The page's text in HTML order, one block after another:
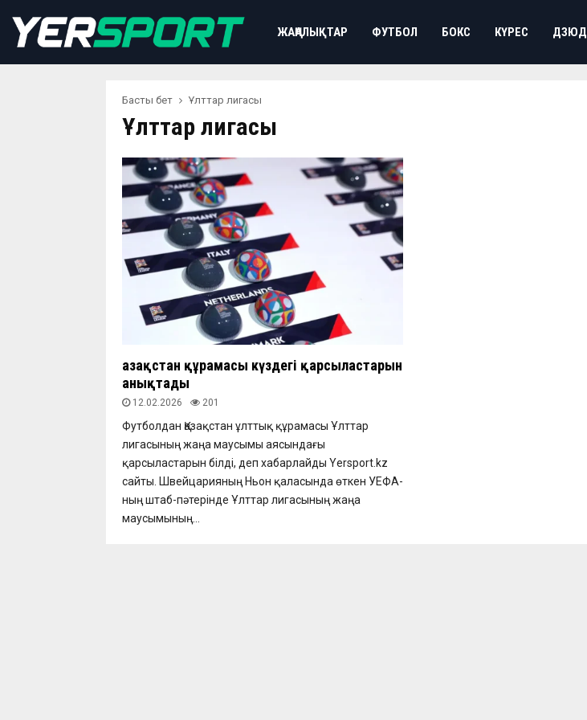
ЖАҢАЛЫҚТАР ФУТБОЛ БОКС КҮРЕС
Басты бет Ұлттар лигасы
Ұлттар лигасы
Қазақстан құрамасы күздегі қарсыластарын
анықтады
12.02.2026 201
Футболдан Қазақстан ұлттық құрамасы Ұлттар
лигасының жаңа маусымы аясындағы
қарсыластарын білді, деп хабарлайды Yersport.kz
сайты. Швейцарияның Ньон қаласында өткен УЕФА-
ның штаб-пәтерінде Ұлттар лигасының жаңа
маусымының...